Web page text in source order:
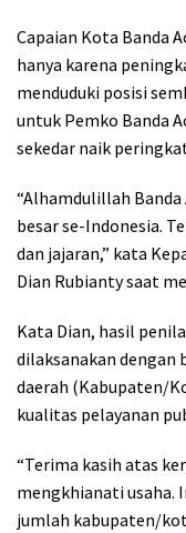
Capaian Kota Banda
hanya karena
menduduki posisi
untuk Pemko Banda
sekedar naik
“Alhamdulillah
besar se-Indonesia.
dan jajaran,” kata
Dian Rubianty saat
Kata Dian, hasil
dilaksanakan dengan
daerah (Kabupaten/
kualitas pelayanan
“Terima kasih atas
mengkhianati usaha.
jumlah kabupaten/